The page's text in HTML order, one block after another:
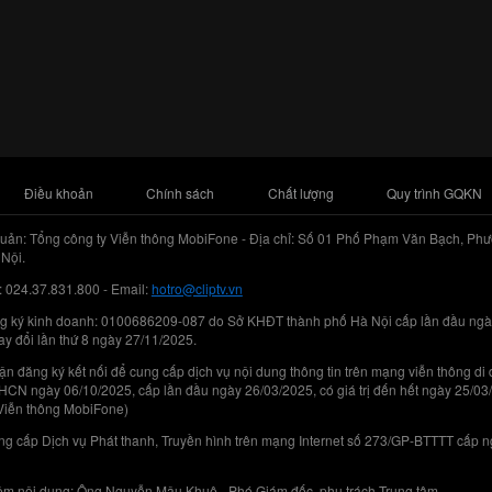
Điều khoản Chính sách Chất lượng Quy trình GQKN
Tổng công ty Viễn thông MobiFone - Địa chỉ: Số 01 Phố Phạm Văn Bạch,
- Email:hotro@cliptv.vn
ký kinh doanh: 0100686209-087 do Sở KHĐT thành phố Hà Nội cấp lần đầu
đổi lần thứ 8 ngày 27/11/2025.
đăng ký kết nối để cung cấp dịch vụ nội dung thông tin trên mạng viễn thông di
ngày 06/10/2025, cấp lần đầu ngày 26/03/2025, có giá trị đến hết ngày 25/
thông MobiFone)
cấp Dịch vụ Phát thanh, Truyền hình trên mạng Internet số 273/GP-BTTTT cấp